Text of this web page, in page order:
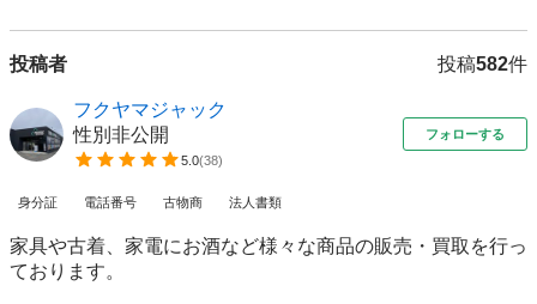
投稿者 投稿582件
フクヤマジャック
性別非公開
5.0(38)
フォローする
身分証 電話番号 古物商 法人書類
家具や古着、家電にお酒など様々な商品の販売・買取を行っ
ております。